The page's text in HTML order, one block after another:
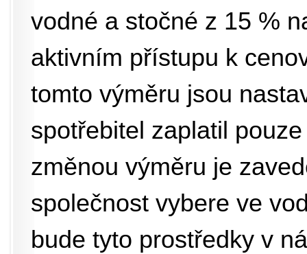
vodné a stočné z 15 %
aktivním přístupu k
tomto výměru jsou
spotřebitel zaplatil
změnou výměru je
společnost vybere ve
bude tyto prostředky v